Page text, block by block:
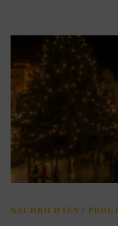
NACHRICHTEN /